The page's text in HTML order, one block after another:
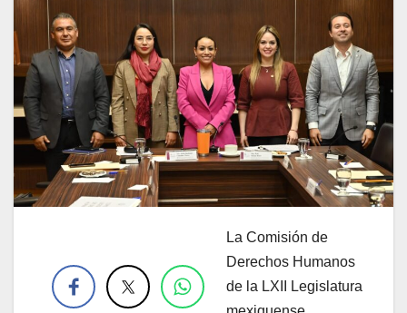
La Comisión de
Derechos Humanos
de la LXII Legislatura